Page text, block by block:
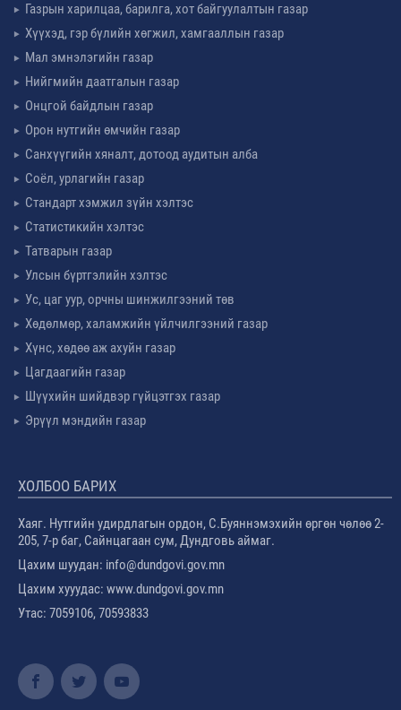
Газрын харилцаа, барилга, хот байгуулалтын газар
Хүүхэд, гэр бүлийн хөгжил, хамгааллын газар
Мал эмнэлэгийн газар
Нийгмийн даатгалын газар
Онцгой байдлын газар
Орон нутгийн өмчийн газар
Санхүүгийн хяналт, дотоод аудитын алба
Соёл, урлагийн газар
Стандарт хэмжил зүйн хэлтэс
Статистикийн хэлтэс
Татварын газар
Улсын бүртгэлийн хэлтэс
Ус, цаг уур, орчны шинжилгээний төв
Хөдөлмөр, халамжийн үйлчилгээний газар
Хүнс, хөдөө аж ахуйн газар
Цагдаагийн газар
Шүүхийн шийдвэр гүйцэтгэх газар
Эрүүл мэндийн газар
ХОЛБОО БАРИХ
Хаяг. Нутгийн удирдлагын ордон, С.Буяннэмэхийн өргөн чөлөө 2-
205, 7-р баг, Сайнцагаан сум, Дундговь аймаг.
Цахим шуудан: info@dundgovi.gov.mn
Цахим хууудас: www.dundgovi.gov.mn
Утас: 7059106, 70593833